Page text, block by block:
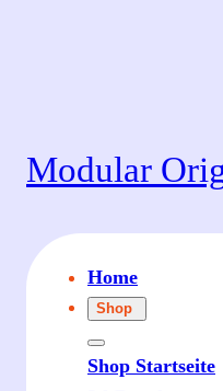
Modular
Home
Shop
Shop Startseite